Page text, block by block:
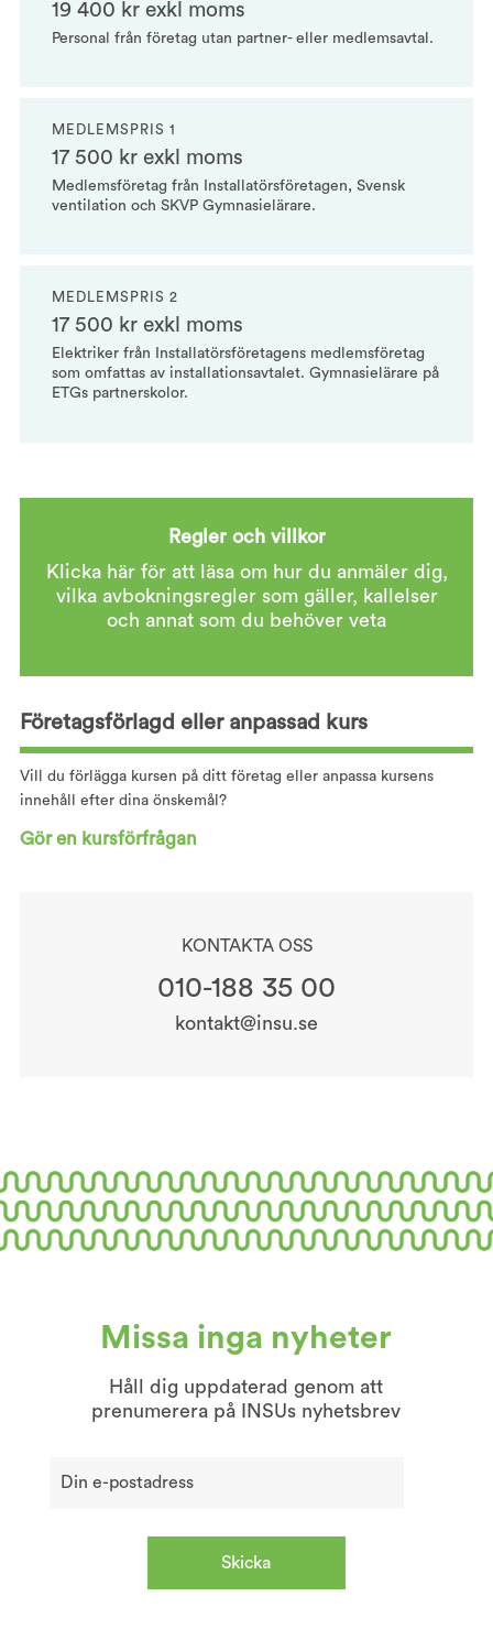
19 400 kr exkl moms
Personal från företag utan partner- eller medlemsavtal.
MEDLEMSPRIS 1
17 500 kr exkl moms
Medlemsföretag från Installatörsföretagen, Svensk
ventilation och SKVP Gymnasielärare.
MEDLEMSPRIS 2
17 500 kr exkl moms
Elektriker från Installatörsföretagens medlemsföretag
som omfattas av installationsavtalet. Gymnasielärare på
ETGs partnerskolor.
Regler och villkor
Klicka här för att läsa om hur du anmäler dig,
vilka avbokningsregler som gäller, kallelser
och annat som du behöver veta
Företagsförlagd eller anpassad kurs
Vill du förlägga kursen på ditt företag eller anpassa kursens
innehåll efter dina önskemål?
Gör en kursförfrågan
KONTAKTA OSS
010-188 35 00
kontakt@insu.se
Missa inga nyheter
Håll dig uppdaterad genom att
prenumerera på INSUs nyhetsbrev